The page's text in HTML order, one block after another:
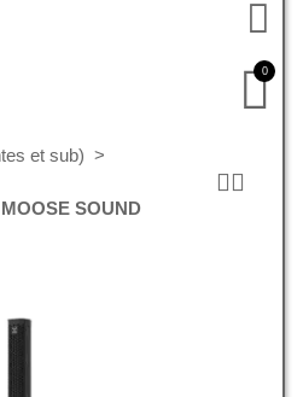
0
et sub)
SOUND